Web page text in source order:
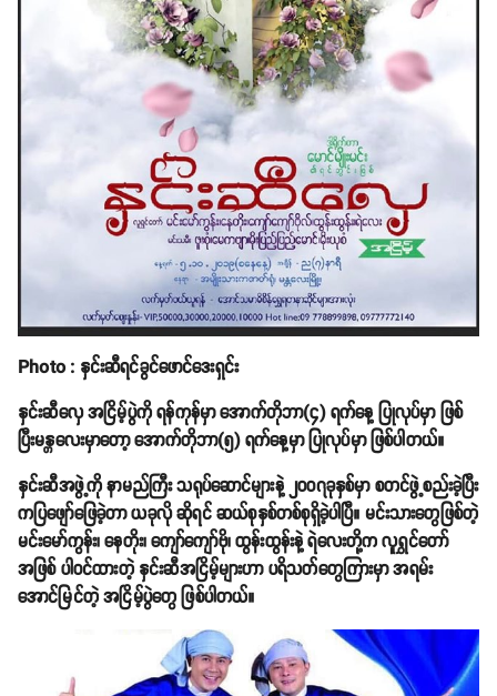
Photo : နှင်းဆီရင်ခွင်ဖောင်ဒေးရှင်း
နှင်းဆီလှေ အငြိမ့်ပွဲကို ရန်ကုန်မှာ အောက်တိုဘာ(၄) ရက်နေ့ ပြုလုပ်မှာ ဖြစ်
ပြီးမန္တလေးမှာတော့ အောက်တိုဘာ(၅) ရက်နေ့မှာ ပြုလုပ်မှာ ဖြစ်ပါတယ်။
နှင်းဆီအဖွဲ့ကို နာမည်ကြီး သရုပ်ဆောင်များနဲ့ ၂၀၀၇ခုနှစ်မှာ စတင်ဖွဲ့စည်းခဲ့ပြီး
ကပြဖျော်ဖြေခဲ့တာ ယခုလို ဆိုရင် ဆယ်စုနှစ်တစ်စုရှိခဲ့ပါပြီ။ မင်းသားတွေဖြစ်တဲ့
မင်းမော်ကွန်း၊ နေတိုး၊ ကျော်ကျော်ဗို၊ ထွန်းထွန်းနဲ့ ရဲလေးတို့က လူရွှင်တော်
အဖြစ် ပါဝင်ထားတဲ့ နှင်းဆီအငြိမ့်များဟာ ပရိသတ်တွေကြားမှာ အရမ်း
အောင်မြင်တဲ့ အငြိမ့်ပွဲတွေ ဖြစ်ပါတယ်။